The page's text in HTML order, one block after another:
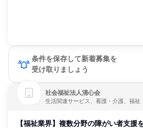
条件を保存して新着募集を
受け取りましょう
社会福祉法人清心会
生活関連サービス、看護・介護、福祉
【福祉業界】複数分野の障がい者支援